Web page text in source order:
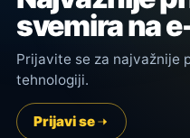
svemira na
Prijavite se za najvažnije
tehnologiji.
Prijavi se